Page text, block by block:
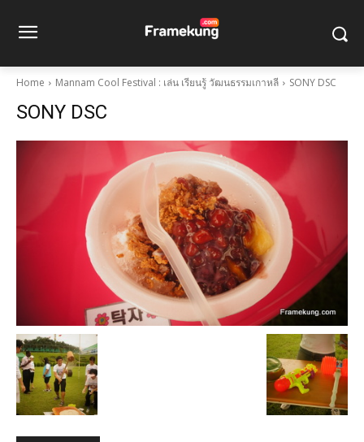
Home Mannam Cool Festival : เล่น เรียนรู้ วัฒนธรรมเกาหลี SONY DSC
SONY DSC